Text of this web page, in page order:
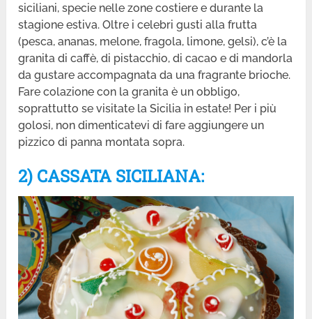
siciliani, specie nelle zone costiere e durante la
stagione estiva. Oltre i celebri gusti alla frutta
(pesca, ananas, melone, fragola, limone, gelsi), c’è la
granita di caffè, di pistacchio, di cacao e di mandorla
da gustare accompagnata da una fragrante brioche.
Fare colazione con la granita è un obbligo,
soprattutto se visitate la Sicilia in estate! Per i più
golosi, non dimenticatevi di fare aggiungere un
pizzico di panna montata sopra.
2) CASSATA SICILIANA: